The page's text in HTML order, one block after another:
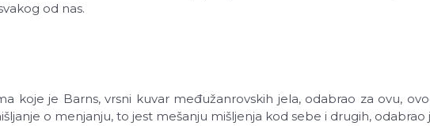
od nas.
koje je Barns, vrsni kuvar međužanrovskih jela, odabrao za ovu,
o menjanju, to jest mešanju mišljenja kod sebe i drugih, odabrao